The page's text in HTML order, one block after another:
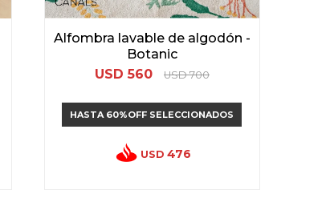
Alfombra lavable de algodón -
Botanic
USD 560 USD 700
HASTA 60%OFF SELECCIONADOS
USD 476